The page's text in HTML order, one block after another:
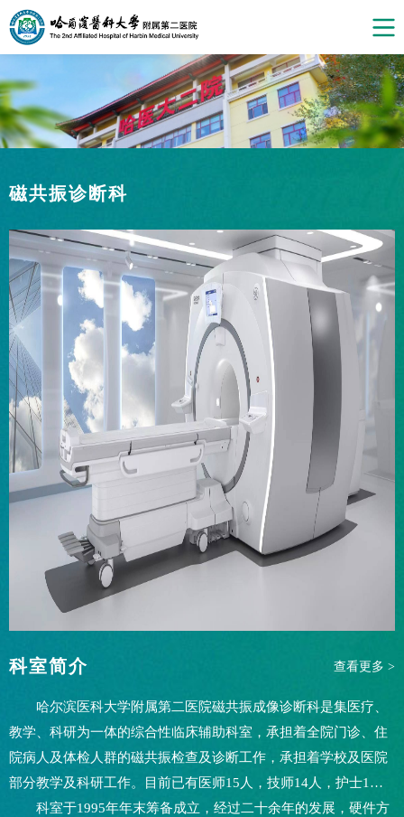
磁共振诊断科
科室简介 查看更多 >
哈尔滨医科大学附属第二医院磁共振成像诊断科是集医疗、
教学、科研为一体的综合性临床辅助科室，承担着全院门诊、住
院病人及体检人群的磁共振检查及诊断工作，承担着学校及医院
部分教学及科研工作。目前已有医师15人，技师14人，护士1
科室于1995年年末筹备成立，经过二十余年的发展，硬件方